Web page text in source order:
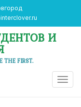
И
THE FIRST.